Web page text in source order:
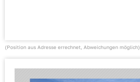
(Position aus Adresse errechnet, Abweichungen möglich)